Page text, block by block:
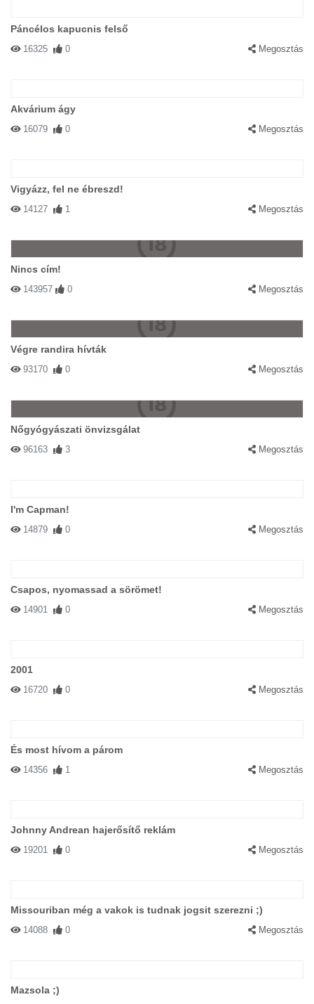
Páncélos kapucnis felső
16325 0 Megosztás
Akvárium ágy
16079 0 Megosztás
Vigyázz, fel ne ébreszd!
14127 1 Megosztás
Nincs cím!
143957 0 Megosztás
Végre randira hívták
93170 0 Megosztás
Nőgyógyászati önvizsgálat
96163 3 Megosztás
I'm Capman!
14879 0 Megosztás
Csapos, nyomassad a sörömet!
14901 0 Megosztás
2001
16720 0 Megosztás
És most hívom a párom
14356 1 Megosztás
Johnny Andrean hajerősítő reklám
19201 0 Megosztás
Missouriban még a vakok is tudnak jogsit szerezni ;)
14088 0 Megosztás
Mazsola ;)